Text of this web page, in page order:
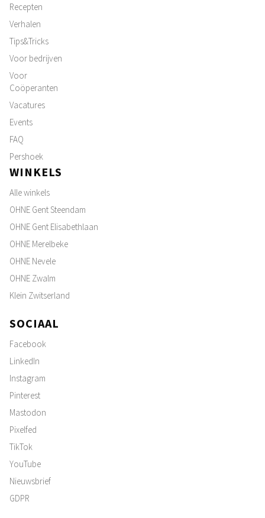
Recepten
Verhalen
Tips&Tricks
Voor bedrijven
Voor
Coöperanten
Vacatures
Events
FAQ
Pershoek
WINKELS
Alle winkels
OHNE Gent Steendam
OHNE Gent Elisabethlaan
OHNE Merelbeke
OHNE Nevele
OHNE Zwalm
Klein Zwitserland
SOCIAAL
Facebook
LinkedIn
Instagram
Pinterest
Mastodon
Pixelfed
TikTok
YouTube
Nieuwsbrief
GDPR